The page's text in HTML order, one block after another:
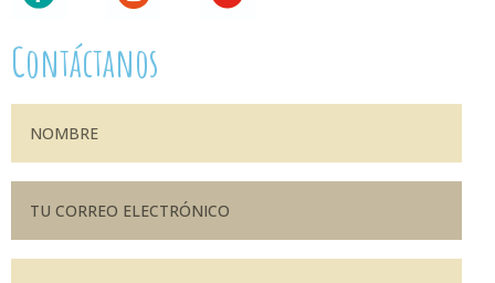
Contáctanos